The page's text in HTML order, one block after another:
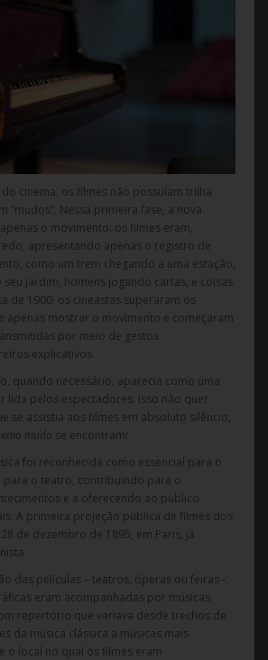
cinema, os filmes não possuíam trilha
“mudos”. Nessa primeira fase, a nova
o movimento: os filmes eram,
apresentando apenas o registro de
como um trem chegando a uma estação,
jardim, homens jogando cartas, e coisas
de 1900, os cineastas superaram os
apenas mostrar o movimento e começaram
por meio de gestos
explicativos.
quando necessário, aparecia como uma
lida pelos espectadores. Isso não quer
se assistia aos filmes em absoluto silêncio,
mudo se encontram!
foi reconhecida como essencial para o
para o teatro, contribuindo para o
e a oferecendo ao público
A primeira projeção pública de filmes dos
de dezembro de 1895, em Paris, já
das películas – teatros, óperas ou feiras -,
eram acompanhadas por músicas
repertório que variava desde trechos de
da música clássica a músicas mais
o local no qual os filmes eram